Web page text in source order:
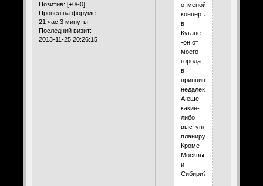
Позитив: [+0/-0]
Провел на форуме:
21 час 3 минуты
Последний визит:
2013-11-25 20:26:15
отменой
концерта
в
Кугане
-он от
моего
города
в
принципе
недалек.
А еще
какие-
либо
выступления
планируются?
Кроме
Москвы
и
Сибири?))))